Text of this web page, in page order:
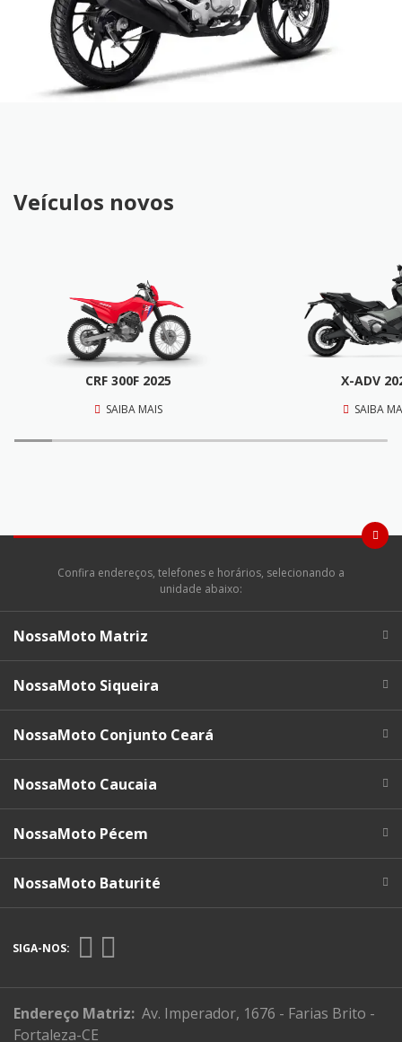
Veículos novos
CRF 300F 2025
SAIBA MAIS
X-ADV
SAIBA
Confira endereços, telefones e horários, selecionando a
unidade abaixo:
NossaMoto Matriz
NossaMoto Siqueira
NossaMoto Conjunto Ceará
NossaMoto Caucaia
NossaMoto Pécem
NossaMoto Baturité
SIGA-NOS:
Endereço Matriz: Av. Imperador, 1676 - Farias Brito -
Fortaleza-CE